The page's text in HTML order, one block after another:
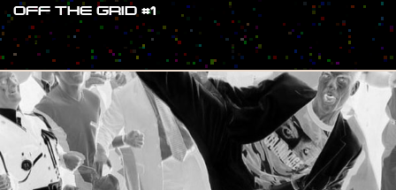
OFF THE GRID #1
#SHOW